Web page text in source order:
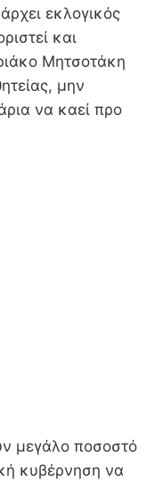
εκλογικός
και
Μητσοτάκη
μην
να καεί προ
μεγάλο ποσοστό
κυβέρνηση να